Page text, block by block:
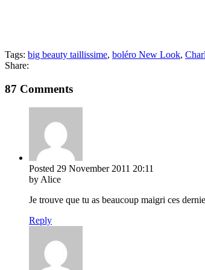
Tags: big beauty taillissime, boléro New Look,
Share:
87 Comments
Posted 29 November 2011 20:11
by Alice
Je trouve que tu as beaucoup maigri ces
Reply